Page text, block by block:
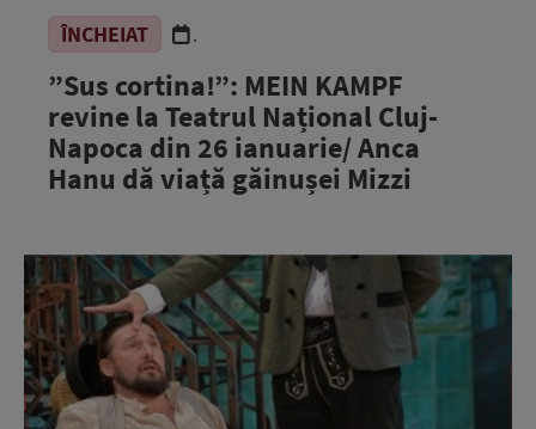
ÎNCHEIAT .
”Sus cortina!”: MEIN KAMPF
revine la Teatrul Național Cluj-
Napoca din 26 ianuarie/ Anca
Hanu dă viață găinușei Mizzi